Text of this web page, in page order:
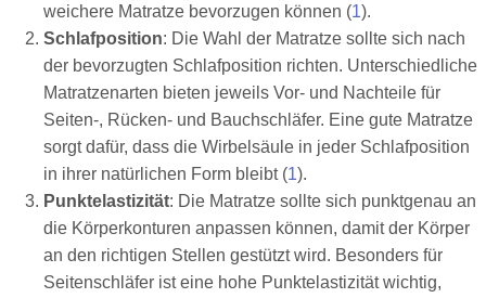
weichere Matratze bevorzugen können (1).
Schlafposition: Die Wahl der Matratze sollte sich nach
der bevorzugten Schlafposition richten. Unterschiedliche
Matratzenarten bieten jeweils Vor- und Nachteile für
Seiten-, Rücken- und Bauchschläfer. Eine gute Matratze
sorgt dafür, dass die Wirbelsäule in jeder Schlafposition
in ihrer natürlichen Form bleibt (1).
Punktelastizität: Die Matratze sollte sich punktgenau an
die Körperkonturen anpassen können, damit der Körper
an den richtigen Stellen gestützt wird. Besonders für
Seitenschläfer ist eine hohe Punktelastizität wichtig,